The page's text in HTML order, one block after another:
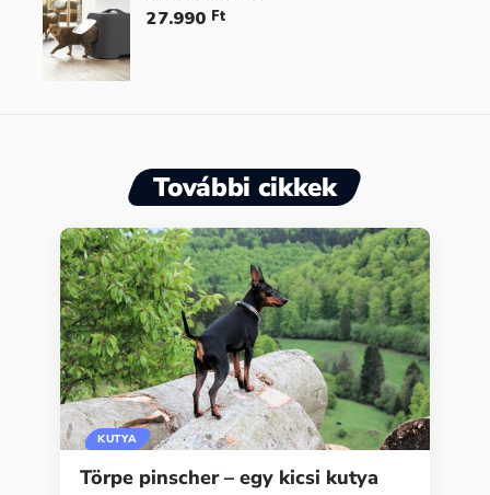
27.990 Ft
További cikkek
KUTYA
Törpe pinscher – egy kicsi kutya